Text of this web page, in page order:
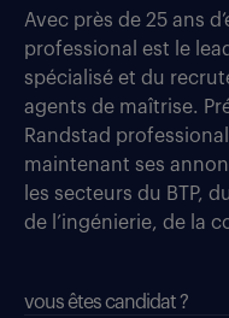
Avec près de 25 ans
professional est le
spécialisé et du
agents de maîtrise.
Randstad
maintenant ses
les secteurs du BTP,
de l’ingénierie, de la
vous êtes candidat ?